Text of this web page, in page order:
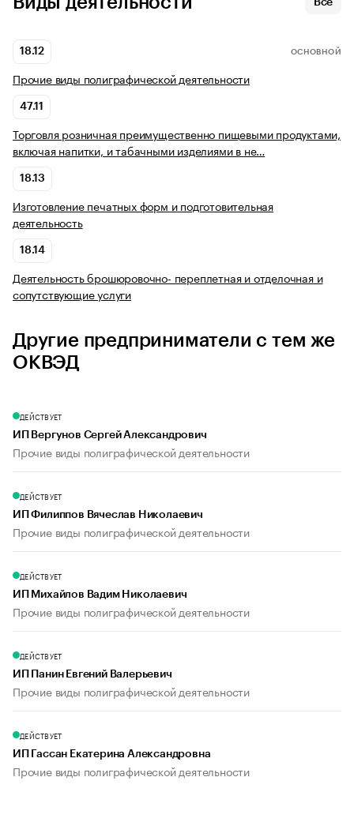
Все
18.12 ОСНОВНОЙ
Прочие виды полиграфической деятельности
47.11
Торговля розничная преимущественно пищевыми продуктами,
включая напитки, и табачными изделиями в не…
18.13
Изготовление печатных форм и подготовительная
деятельность
18.14
Деятельность брошюровочно- переплетная и отделочная и
сопутствующие услуги
Другие предприниматели с тем же
ОКВЭД
ДЕЙСТВУЕТ
ИП Вергунов Сергей Александрович
Прочие виды полиграфической деятельности
ДЕЙСТВУЕТ
ИП Филиппов Вячеслав Николаевич
Прочие виды полиграфической деятельности
ДЕЙСТВУЕТ
ИП Михайлов Вадим Николаевич
Прочие виды полиграфической деятельности
ДЕЙСТВУЕТ
ИП Панин Евгений Валерьевич
Прочие виды полиграфической деятельности
ДЕЙСТВУЕТ
ИП Гассан Екатерина Александровна
Прочие виды полиграфической деятельности